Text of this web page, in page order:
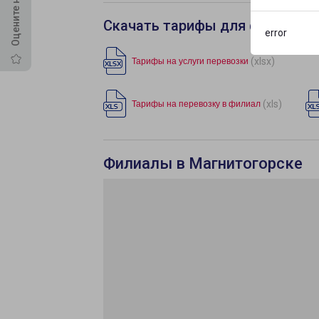
error
Скачать тарифы для филиала
Тарифы на услуги перевозки (xlsx)
Тарифы на перевозку в филиал (xls)
Филиалы в Магнитогорске